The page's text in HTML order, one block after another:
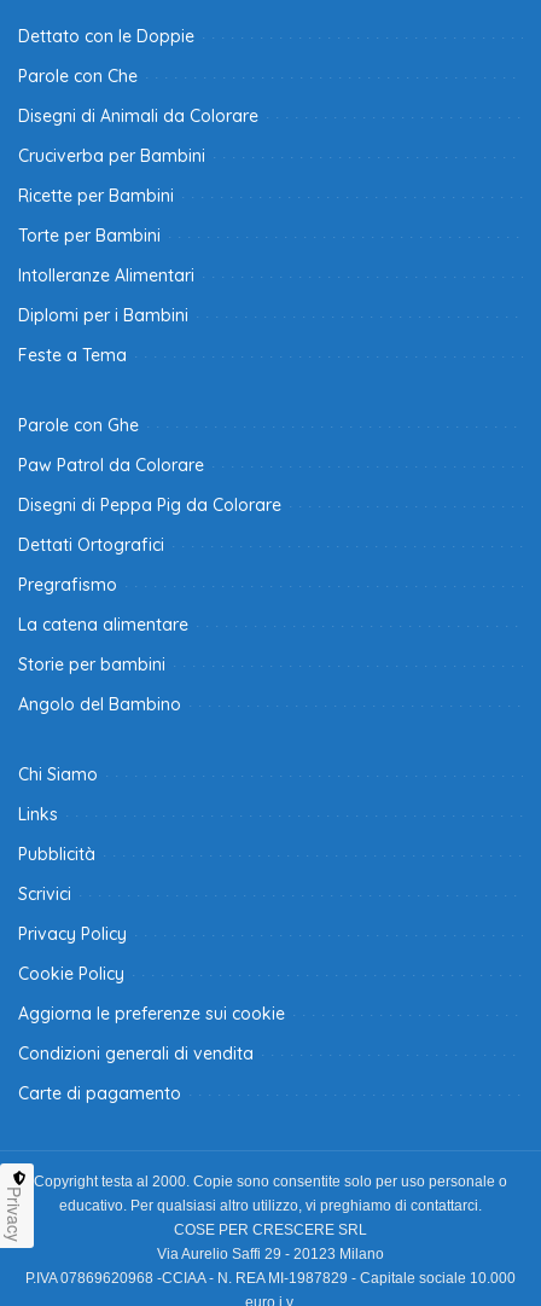
Dettato con le Doppie
Parole con Che
Disegni di Animali da Colorare
Cruciverba per Bambini
Ricette per Bambini
Torte per Bambini
Intolleranze Alimentari
Diplomi per i Bambini
Feste a Tema
Parole con Ghe
Paw Patrol da Colorare
Disegni di Peppa Pig da Colorare
Dettati Ortografici
Pregrafismo
La catena alimentare
Storie per bambini
Angolo del Bambino
Chi Siamo
Links
Pubblicità
Scrivici
Privacy Policy
Cookie Policy
Aggiorna le preferenze sui cookie
Condizioni generali di vendita
Carte di pagamento
Copyright testa al 2000. Copie sono consentite solo per uso personale o
educativo. Per qualsiasi altro utilizzo, vi preghiamo di contattarci.
COSE PER CRESCERE SRL
Via Aurelio Saffi 29 - 20123 Milano
P.IVA 07869620968 -CCIAA - N. REA MI-1987829 - Capitale sociale 10.000
euro i.v.
Privacy